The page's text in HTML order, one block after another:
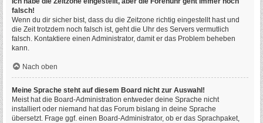
falsch!
Wenn du dir sicher bist, dass du die Zeitzone richtig eingestellt hast und
die Zeit trotzdem noch falsch ist, geht die Uhr des Servers vermutlich
falsch. Kontaktiere einen Administrator, damit er das Problem beheben
kann.
Nach oben
Meine Sprache steht auf diesem Board nicht zur Auswahl!
Meist hat die Board-Administration entweder deine Sprache nicht
installiert oder niemand hat das Forum bislang in deine Sprache
übersetzt. Frage ggf. einen Board-Administrator, ob er das Sprachpaket,